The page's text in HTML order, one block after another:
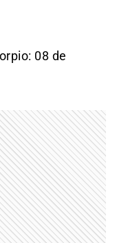
08 de